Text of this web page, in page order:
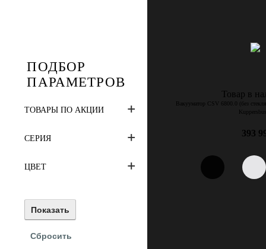
ПОДБОР
ПАРАМЕТРОВ
ТОВАРЫ ПО АКЦИИ
СЕРИЯ
ЦВЕТ
Товар в
Вакууматор CSV 6800.0 (без
393